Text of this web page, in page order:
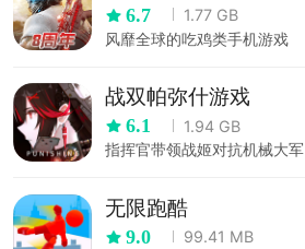
6.7
1.77 GB
风靡全球的吃鸡类手机游戏
战双帕弥什游戏
6.1
1.94 GB
指挥官带领战姬对抗机械大军
无限跑酷
9.0
99.41 MB